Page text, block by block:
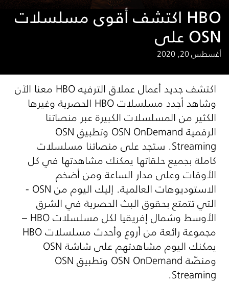
اكتشف أقوى مسلسلات HBO
على OSN
أغسطس 20, 2020
اكتشف جديد أعمال عملاق الترفيهHBO معنا الآن
وشاهد أجدد مسلسلاتHBO الحصرية وغيرها
الكثير من المسلسلات الكبيرة عبر منصاتنا
الرقميةOSN OnDemand وتطبيقOSN
Streaming. ستجد على منصاتنا مسلسلات
كاملة بجميع حلقاتها يمكنك مشاهدتها في كل
الأوقات وعلى مدار الساعة ومن أضخم
الاستوديوهات العالمية. إليك اليوم منOSN
-
التي تتمتع بحقوق البث الحصرية في الشرق
الأوسط وشمال إفريقيا لكل مسلسلاتHBO
–
مجموعة رائعة من أروع وأحدث مسلسلاتHBO
يمكنك اليوم مشاهدتهم على شاشةOSN
ومنصّةOSN OnDemand وتطبيقOSN
Streaming
.